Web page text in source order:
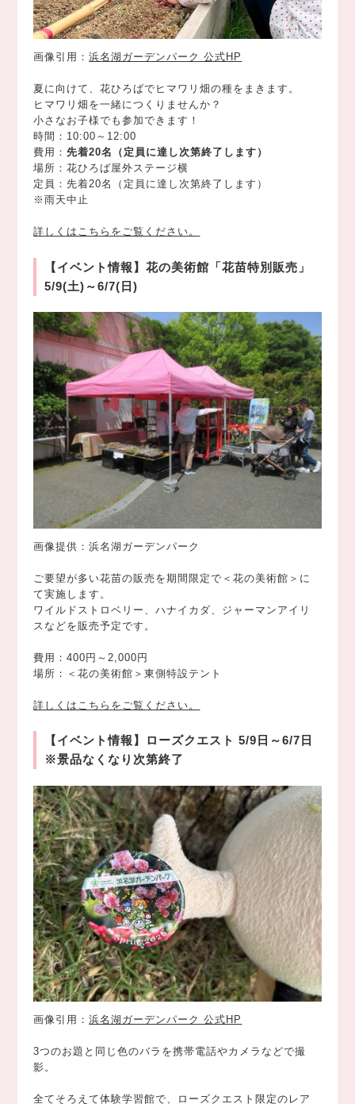
画像引用：浜名湖ガーデンパーク 公式HP
夏に向けて、花ひろばでヒマワリ畑の種をまきます。
ヒマワリ畑を一緒につくりませんか？
小さなお子様でも参加できます！
時間：10:00～12:00
費用：先着20名（定員に達し次第終了します）
場所：花ひろば屋外ステージ横
定員：先着20名（定員に達し次第終了します）
※雨天中止
詳しくはこちらをご覧ください。
【イベント情報】花の美術館「花苗特別販売」
5/9(土)～6/7(日)
画像提供：浜名湖ガーデンパーク
ご要望が多い花苗の販売を期間限定で＜花の美術館＞に
て実施します。
ワイルドストロベリー、ハナイカダ、ジャーマンアイリ
スなどを販売予定です。
費用：400円～2,000円
場所：＜花の美術館＞東側特設テント
詳しくはこちらをご覧ください。
【イベント情報】ローズクエスト5/9日～6/7日
※景品なくなり次第終了
画像引用：浜名湖ガーデンパーク 公式HP
3つのお題と同じ色のバラを携帯電話やカメラなどで撮
影。
全てそろえて体験学習館で、ローズクエスト限定のレア